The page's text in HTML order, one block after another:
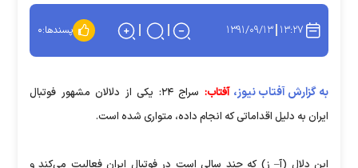
۱۳:۲۷ ۱۳۹۱/۰۹/۱۳ پسندها:۰
به گزارش آفتاب نیوز، آفتاب:
سراج ۲۴: یکی از دلالان مشهور فوتبال
ایران به دلیل اقداماتی که انجام داده، متواری شده است.
این دلال (آ– ز) که چند سالی است در فوتبال ایران فعالیت می‌کند و